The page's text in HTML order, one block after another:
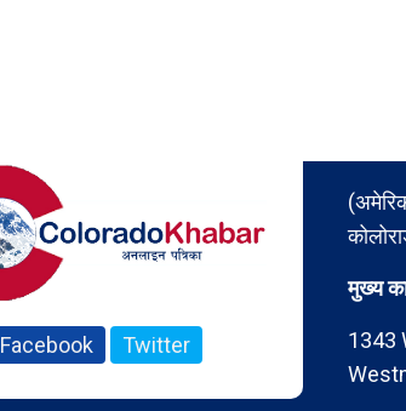
Facebook Twitter
मुख्य
1343